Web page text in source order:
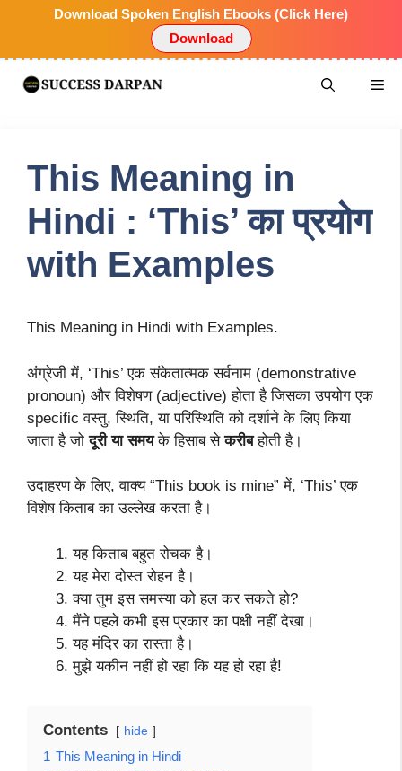
Download Spoken English Ebooks (Click Here)
Download
This Meaning in
Hindi : ‘This’ का प्रयोग
with Examples
This Meaning in Hindi with Examples.
अंग्रेजी में, ‘This’ एक संकेतात्मक सर्वनाम (demonstrative
pronoun) और विशेषण (adjective) होता है जिसका उपयोग एक
specific वस्तु, स्थिति, या परिस्थिति को दर्शाने के लिए किया
जाता है जोदूरी या समयके हिसाब सेकरीबहोती है।
उदाहरण के लिए, वाक्य “This book is mine” में, ‘This’ एक
विशेष किताब का उल्लेख करता है।
यह किताब बहुत रोचक है।
यह मेरा दोस्त रोहन है।
क्या तुम इस समस्या को हल कर सकते हो?
मैंने पहले कभी इस प्रकार का पक्षी नहीं देखा।
यह मंदिर का रास्ता है।
मुझे यकीन नहीं हो रहा कि यह हो रहा है!
Contents hide
1 This Meaning in Hindi